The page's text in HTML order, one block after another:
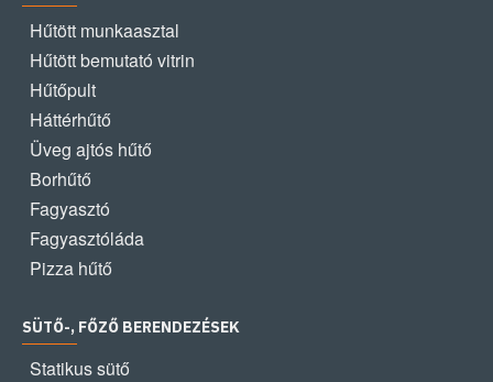
Hűtött munkaasztal
Hűtött bemutató vitrin
Hűtőpult
Háttérhűtő
Üveg ajtós hűtő
Borhűtő
Fagyasztó
Fagyasztóláda
Pizza hűtő
SÜTŐ-, FŐZŐ BERENDEZÉSEK
Statikus sütő